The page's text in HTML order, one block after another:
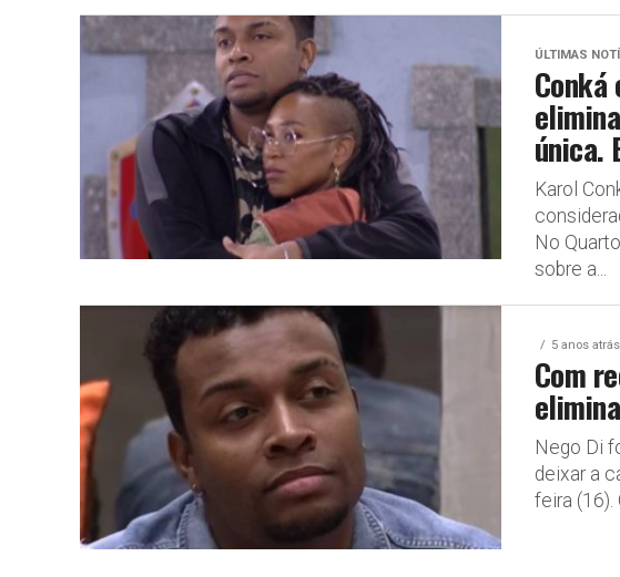
ÚLTIMAS
única.
Karol
No
sobre a...
5 anos atrás
Com
Nego Di
deixar a
feira (16).